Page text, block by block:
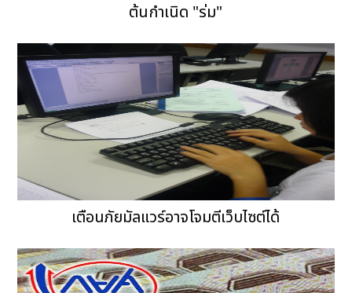
ต้นกำเนิด "ร่ม"
เตือนภัยมัลแวร์อาจโจมตีเว็บไซต์ได้